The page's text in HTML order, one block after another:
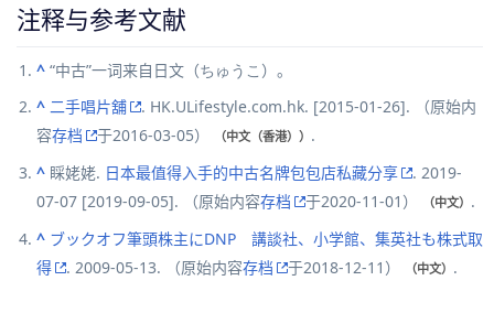
注释与参考文献
^ “中古”一词来自日文（ちゅうこ ）。
^ 二手唱片舖 . HK.ULifestyle.com.hk. [2015-01-26]. （原始内
容存档 于2016-03-05） （中文（香港）） .
^ 睬姥姥. 日本最值得入手的中古名牌包包店私藏分享
. 2019-
07-07 [2019-09-05]. （原始内容存档 于2020-11-01） （中文） .
^ ブックオフ筆頭株主にDNP 講談社、小学館、集英社も株式取
得
. 2009-05-13. （原始内容存档 于2018-12-11） （中文） .